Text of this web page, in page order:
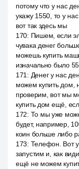
потому что у нас
укажу 1550, то у
вот так здесь мы
170: Пишем, если
чувака денег
можешь купить
изначально было
171 : Денег у нас
можем купить дом,
проверим, вот мы
купить дом ещё,
172: То мы уже
будет, например,
коин больше либо
173: Телефон. Вот
запустим и, как
ещё не можем